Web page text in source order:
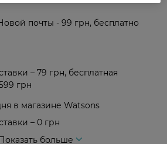
почты - 99 грн, бесплатно
– 79 грн, бесплатная
грн
в магазине Watsons
– 0 грн
Показать больше